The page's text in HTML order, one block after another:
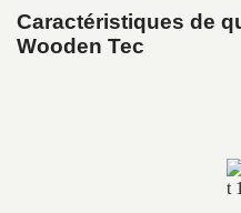
Caractéristiques de
Wooden Tec